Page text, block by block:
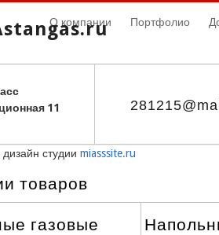
11
О компании Портфолио
студии miasssite.ru
товаров
газовые